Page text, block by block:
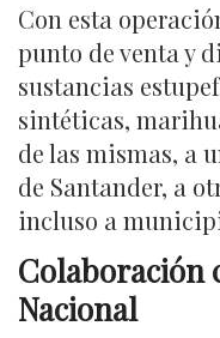
Con esta
punto de venta y
sustancias
sintéticas,
de las mismas, a
de Santander, a
incluso a
Colaboración
Nacional